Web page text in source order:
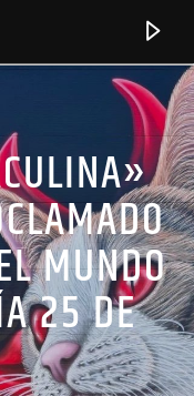
MUNDO
25 DE